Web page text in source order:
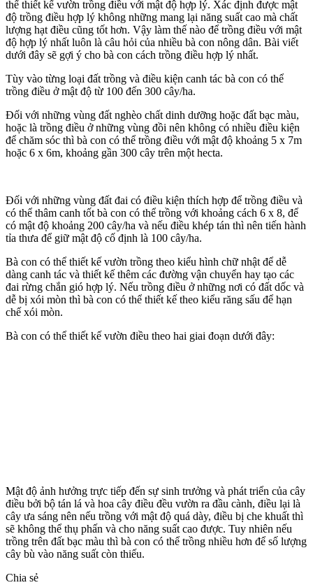
thể thiết kế vườn trồng điều với mật độ hợp lý. Xác định được mật
độ trồng điều hợp lý không những mang lại năng suất cao mà chất
lượng hạt điều cũng tốt hơn. Vậy làm thế nào để trồng điều với mật
độ hợp lý nhất luôn là câu hỏi của nhiều bà con nông dân. Bài viết
dưới đây sẽ gợi ý cho bà con cách trồng điều hợp lý nhất.
Tùy vào từng loại đất trồng và điều kiện canh tác bà con có thể
trồng điều ở mật độ từ 100 đến 300 cây/ha.
Đối với những vùng đất nghèo chất dinh dưỡng hoặc đất bạc màu,
hoặc là trồng điều ở những vùng đồi nên không có nhiều điều kiện
để chăm sóc thì bà con có thể trồng điều với mật độ khoảng 5 x 7m
hoặc 6 x 6m, khoảng gần 300 cây trên một hecta.
Đối với những vùng đất đai có điều kiện thích hợp để trồng điều và
có thể thâm canh tốt bà con có thể trồng với khoảng cách 6 x 8, để
có mật độ khoảng 200 cây/ha và nếu điều khép tán thì nên tiến hành
tỉa thưa để giữ mật độ cố định là 100 cây/ha.
Bà con có thể thiết kế vườn trồng theo kiểu hình chữ nhật để dễ
dàng canh tác và thiết kế thêm các đường vận chuyển hay tạo các
đai rừng chắn gió hợp lý. Nếu trồng điều ở những nơi có đất dốc và
dễ bị xói mòn thì bà con có thể thiết kế theo kiểu răng sấu để hạn
chế xói mòn.
Bà con có thể thiết kế vườn điều theo hai giai đoạn dưới đây:
Mật độ ảnh hưởng trực tiếp đến sự sinh trưởng và phát triển của cây
điều bởi bộ tán lá và hoa cây điều đều vườn ra đầu cành, điều lại là
cây ưa sáng nên nếu trồng với mật độ quá dày, điều bị che khuất thì
sẽ không thể thụ phấn và cho năng suất cao được. Tuy nhiên nếu
trồng trên đất bạc màu thì bà con có thể trồng nhiều hơn để số lượng
cây bù vào năng suất còn thiếu.
Chia sẻ